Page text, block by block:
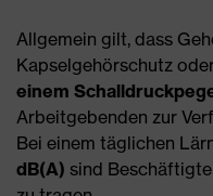
Allgemein gilt, dass
Kapselgehörschutz
einem
Arbeitgebenden zur
Bei einem täglichen
dB(A) sind